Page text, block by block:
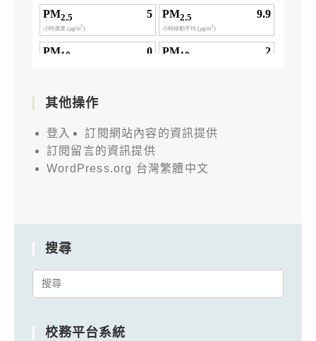
其他操作
登入
訂閱網站內容的資訊提供
訂閱留言的資訊提供
WordPress.org 台灣繁體中文
搜尋
Search
校務平台系統